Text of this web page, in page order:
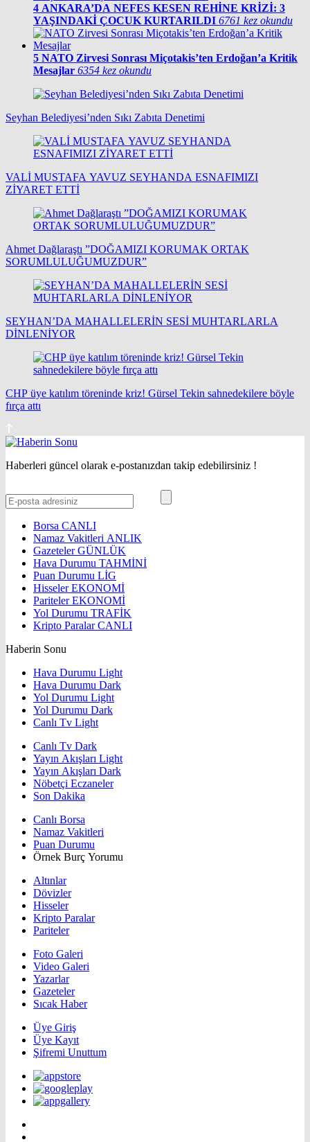
4 ANKARA’DA NEFES KESEN REHİNE KRİZİ: 3
YAŞINDAKİ ÇOCUK KURTARILDI 6761 kez okundu
5 NATO Zirvesi Sonrası Miçotakis’ten Erdoğan’a Kritik
Mesajlar 6354 kez okundu
Seyhan Belediyesi’nden Sıkı Zabıta Denetimi
VALİ MUSTAFA YAVUZ SEYHANDA ESNAFIMIZI
ZİYARET ETTİ
Ahmet Dağlaraştı ”DOĞAMIZI KORUMAK ORTAK
SORUMLULUĞUMUZDUR”
SEYHAN’DA MAHALLELERİN SESİ MUHTARLARLA
DİNLENİYOR
CHP üye katılım töreninde kriz! Gürsel Tekin sahnedekilere böyle
fırça attı
Haberleri güncel olarak e-postanızdan takip edebilirsiniz !
Borsa CANLI
Namaz Vakitleri ANLIK
GazetelerGÜNLÜK
Hava Durumu TAHMİNİ
Puan Durumu LİG
HisselerEKONOMİ
ParitelerEKONOMİ
Yol Durumu TRAFİK
Kripto ParalarCANLI
Haberin Sonu
Hava Durumu Light
Hava Durumu Dark
Yol Durumu Light
Yol Durumu Dark
Canlı Tv Light
Canlı Tv Dark
Yayın Akışları Light
Yayın Akışları Dark
Nöbetçi Eczaneler
Son Dakika
Canlı Borsa
Namaz Vakitleri
Puan Durumu
Örnek Burç Yorumu
Altınlar
Dövizler
Hisseler
Kripto Paralar
Pariteler
Foto Galeri
Video Galeri
Yazarlar
Gazeteler
Sıcak Haber
Üye Giriş
Üye Kayıt
Şifremi Unuttum